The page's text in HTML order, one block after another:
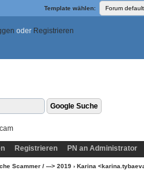
Template wählen:
oder Registrieren
Registrieren PN an Administrator
Scammer / ---> 2019› Karina